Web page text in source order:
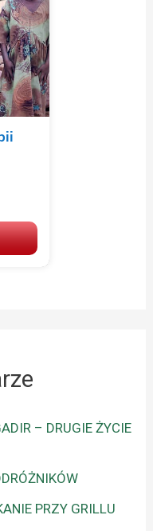
– DRUGIE ŻYCIE
PRZY GRILLU